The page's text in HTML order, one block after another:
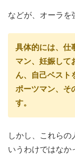
などが、オーラを
具体的には、仕
マン、妊娠して
ん、自己ベスト
ポーツマン、そ
す。
しかし、これらの
いうわけではなか